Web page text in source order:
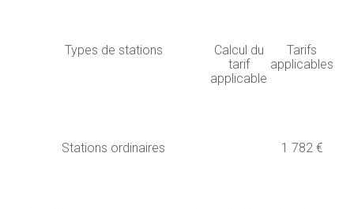
Types de stations
Calcul du
tarif
applicable
Tarifs
applicables
Stations ordinaires 1 782 €